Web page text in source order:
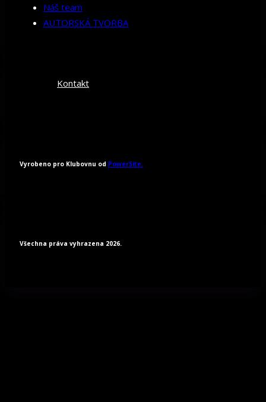
Náš team
AUTORSKÁ TVORBA
Kontakt
Vyrobeno pro Klubovnu od PowerSite.
Všechna práva vyhrazena 2026.